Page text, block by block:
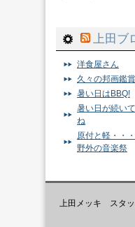
上田ブ
洋食屋さん
久々の邦画鑑賞
暑い日はBBQ!
暑い日が続い
ね
原付と軽・・
野外の音楽祭
上田メッキ スタッ